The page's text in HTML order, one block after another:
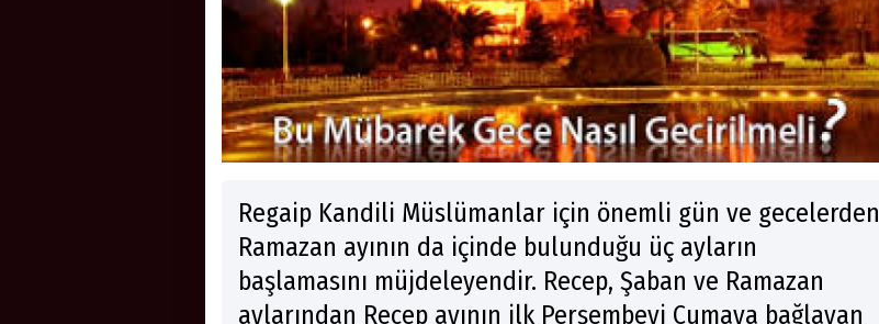
Regaip Kandili Müslümanlar için önemli gün ve gecelerden
Ramazan ayının da içinde bulunduğu üç ayların
başlamasını müjdeleyendir. Recep, Şaban ve Ramazan
aylarından Recep ayının ilk Perşembeyi Cumaya bağlayan